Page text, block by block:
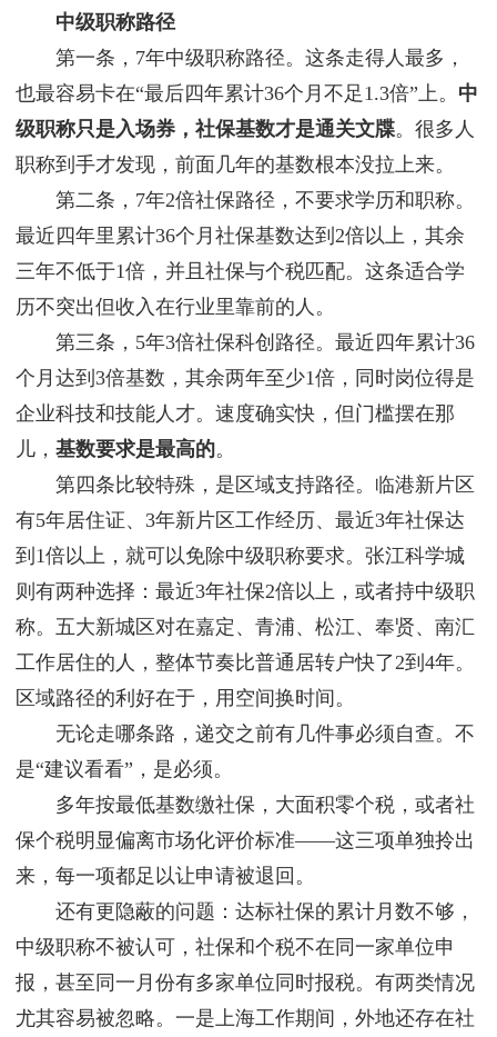
中级职称路径
第一条，7年中级职称路径。这条走得人最多，
也最容易卡在“最后四年累计36个月不足1.3倍”上。 中
级职称只是入场券，社保基数才是通关文牒。很多人
职称到手才发现，前面几年的基数根本没拉上来。
第二条，7年2倍社保路径，不要求学历和职称。
最近四年里累计36个月社保基数达到2倍以上，其余
三年不低于1倍，并且社保与个税匹配。这条适合学
历不突出但收入在行业里靠前的人。
第三条，5年3倍社保科创路径。最近四年累计36
个月达到3倍基数，其余两年至少1倍，同时岗位得是
企业科技和技能人才。速度确实快，但门槛摆在那
儿， 基数要求是最高的。
第四条比较特殊，是区域支持路径。临港新片区
有5年居住证、3年新片区工作经历、最近3年社保达
到1倍以上，就可以免除中级职称要求。张江科学城
则有两种选择：最近3年社保2倍以上，或者持中级职
称。五大新城区对在嘉定、青浦、松江、奉贤、南汇
工作居住的人，整体节奏比普通居转户快了2到4年。
区域路径的利好在于，用空间换时间。
无论走哪条路，递交之前有几件事必须自查。不
是“建议看看”，是必须。
多年按最低基数缴社保，大面积零个税，或者社
保个税明显偏离市场化评价标准——这三项单独拎出
来，每一项都足以让申请被退回。
还有更隐蔽的问题：达标社保的累计月数不够，
中级职称不被认可，社保和个税不在同一家单位申
报，甚至同一月份有多家单位同时报税。有两类情况
尤其容易被忽略。一是上海工作期间，外地还存在社